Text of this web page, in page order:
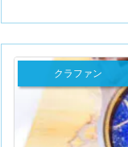
クラファン